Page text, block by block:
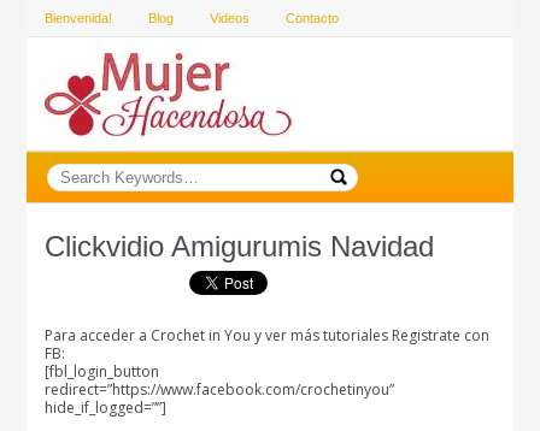
Bienvenida! Blog Videos Contacto
Clickvidio Amigurumis Navidad
Para acceder a Crochet in You y ver más tutoriales Registrate con
FB:
[fbl_login_button
redirect=”https://www.facebook.com/crochetinyou”
hide_if_logged=””]